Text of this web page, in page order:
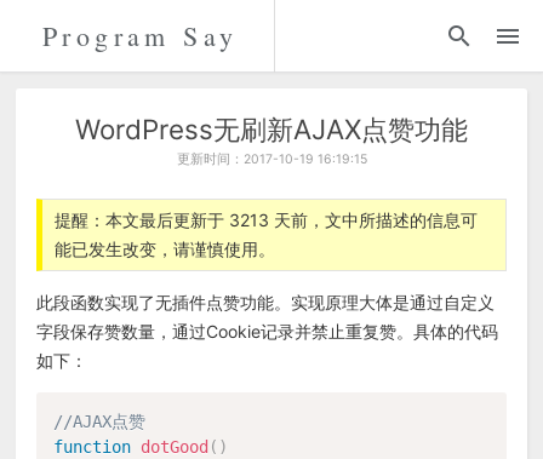
Program Say 代码
WordPress无刷新AJAX点赞功能
更新时间：2017-10-19 16:19:15
提醒：本文最后更新于 3213 天前，文中所描述的信息可
能已发生改变，请谨慎使用。
此段函数实现了无插件点赞功能。实现原理大体是通过自定义
字段保存赞数量，通过Cookie记录并禁止重复赞。具体的代码
如下：
//AJAX点赞
function dotGood ( )